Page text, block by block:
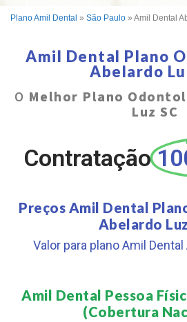
Plano Amil Dental » São Paulo » Amil Dental
Amil Dental Plano
Abelardo
O Melhor Plano
Luz SC
Contratação
Preços Amil Dental
Abelardo
Valor para plano Amil
Amil Dental Pessoa
(Cobertura